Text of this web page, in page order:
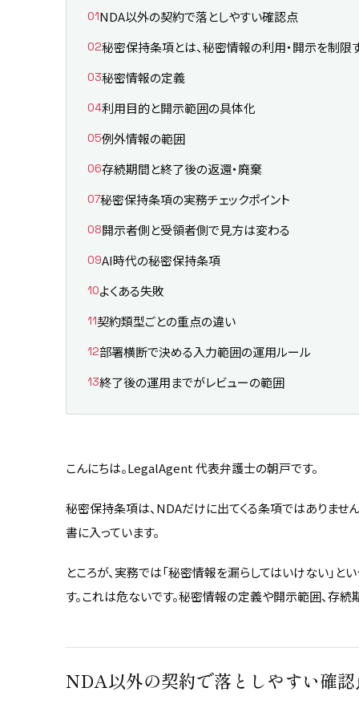
NDA以外の契約で落としやすい確認点
秘密保持条項とは、秘密情報の利用・開示を制限
秘密情報の定義
利用目的と開示範囲の具体化
例外情報の範囲
存続期間と終了後の返還・廃棄
秘密保持条項の実務チェックポイント
開示者側と受領者側で見方は変わる
AI時代の秘密保持条項
よくある失敗
契約類型ごとの重点の違い
部署横断で決める入力範囲の運用ルール
終了後の運用までがレビューの範囲
こんにちは。LegalAgent 代表弁護士の朝戸です。
秘密保持条項は、NDAだけに出てくる条項ではありませ
書に入っています。
ところが、実務では「秘密情報を漏らしてはいけない」
す。これは危ないです。秘密情報の定義や開示範囲、存続
NDA以外の契約で落としやすい確